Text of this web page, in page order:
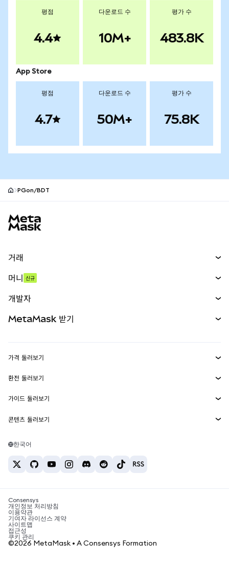
평점
4.4
다운로드 수
10M+
평가 수
483.8K
App Store
평점
4.7
다운로드 수
50M+
평가 수
75.8K
PGon/BDT
거래
무기한 선물
실물자산
머니 신규
개발자
MetaMask Connect
Snaps
웹3 서비스
MetaMask 받기
보안
고객 지원
채용
가격 둘러보기
이더리움 가격
솔라나 가격
테더 가격
환전 둘러보기
ETH를 USD로 환전
USDT를 INR로 환전
BTC를 INR로 환전
ETH를 USDT로 환전
가이드 둘러보기
ETH 매수
USDT 매수
SHIB 매수
BNB 매수
콘텐츠 둘러보기
솔라나 지갑
암호화폐 세금 뉴스
암호화폐 매수 방법
비트코인 매도 방법
한국어
Consensys
개인정보 처리방침
이용약관
기여자 라이선스 계약
사이트맵
접근성
쿠키 관리
©2026 MetaMask • A Consensys Formation